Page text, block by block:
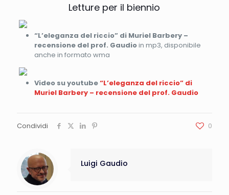
Letture per il biennio
“L’eleganza del riccio” di Muriel Barbery –
recensione del prof. Gaudioin mp3, disponibile
anche in formato wma
Video su youtube“L’eleganza del riccio” di
Muriel Barbery – recensione del prof. Gaudio
Condividi 0
Luigi Gaudio